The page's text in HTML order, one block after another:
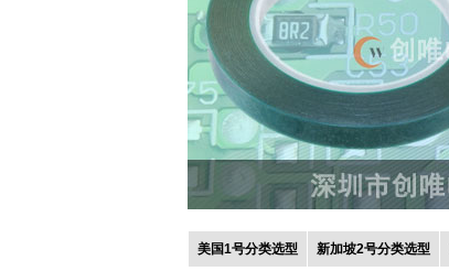
美国1号分类选型 新加坡2号分类选型